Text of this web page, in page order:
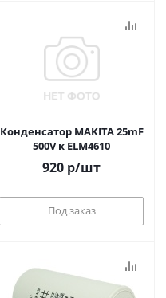
Конденсатор MAKITA 25mF
500V к ELM4610
920 р/шт
Под заказ